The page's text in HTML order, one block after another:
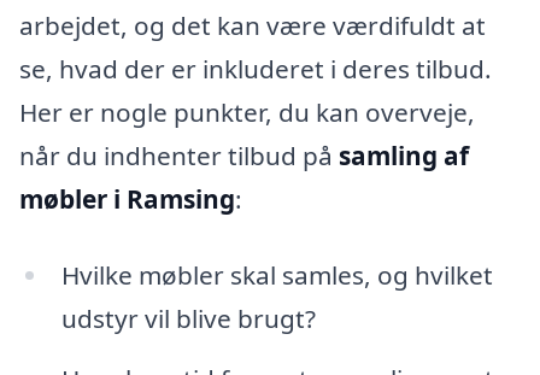
arbejdet, og det kan være værdifuldt at
se, hvad der er inkluderet i deres tilbud.
Her er nogle punkter, du kan overveje,
når du indhenter tilbud på samling af
møbler i Ramsing:
Hvilke møbler skal samles, og hvilket
udstyr vil blive brugt?